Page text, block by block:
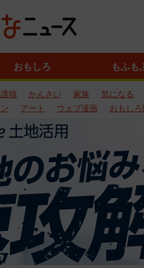
おもしろ もふも
猫 かんさい 家族 気になる
アート ウェブ漫画 おもしろ